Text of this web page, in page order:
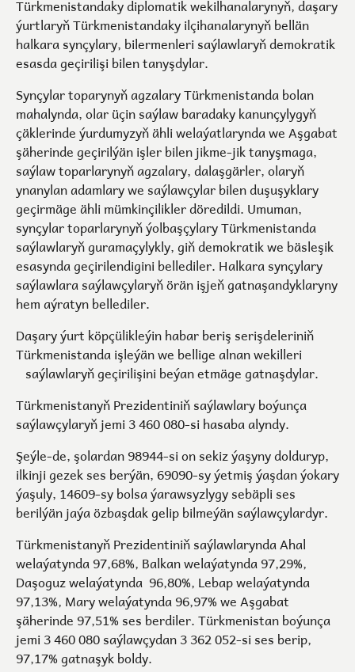
Türkmenistandaky diplomatik wekilhanalarynyň, daşary
ýurtlaryň Türkmenistandaky ilçihanalarynyň bellän
halkara synçylary, bilermenleri saýlawlaryň demokratik
esasda geçirilişi bilen tanyşdylar.
Synçylar toparynyň agzalary Türkmenistanda bolan
mahalynda, olar üçin saýlaw baradaky kanunçylygyň
çäklerinde ýurdumyzyň ähli welaýatlarynda we Aşgabat
şäherinde geçirilýän işler bilen jikme-jik tanyşmaga,
saýlaw toparlarynyň agzalary, dalaşgärler, olaryň
ynanylan adamlary we saýlawçylar bilen duşuşyklary
geçirmäge ähli mümkinçilikler döredildi. Umuman,
synçylar toparlarynyň ýolbaşçylary Türkmenistanda
saýlawlaryň guramaçylykly, giň demokratik we bäsleşik
esasynda geçirilendigini bellediler. Halkara synçylary
saýlawlara saýlawçylaryň örän işjeň gatnaşandyklaryny
hem aýratyn bellediler.
Daşary ýurt köpçülikleýin habar beriş serişdeleriniň
Türkmenistanda işleýän we bellige alnan wekilleri
saýlawlaryň geçirilişini beýan etmäge gatnaşdylar.
Türkmenistanyň Prezidentiniň saýlawlary boýunça
saýlawçylaryň jemi 3 460 080-si hasaba alyndy.
Şeýle-de, şolardan 98944-si on sekiz ýaşyny dolduryp,
ilkinji gezek ses berýän, 69090-sy ýetmiş ýaşdan ýokary
ýaşuly, 14609-sy bolsa ýarawsyzlygy sebäpli ses
berilýän jaýa özbaşdak gelip bilmeýän saýlawçylardyr.
Türkmenistanyň Prezidentiniň saýlawlarynda Ahal
welaýatynda 97,68%, Balkan welaýatynda 97,29%,
Daşoguz welaýatynda 96,80%, Lebap welaýatynda
97,13%, Mary welaýatynda 96,97% we Aşgabat
şäherinde 97,51% ses berdiler. Türkmenistan boýunça
jemi 3 460 080 saýlawçydan 3 362 052-si ses berip,
97,17% gatnaşyk boldy.